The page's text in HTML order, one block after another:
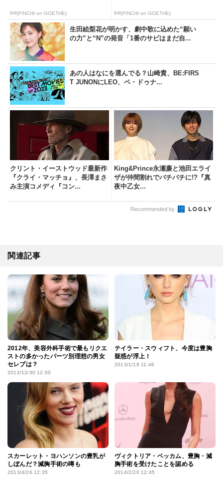
PR(FINCHI on GOETHE) PR(FINCHI on GOETHE)
生田絵梨花が明かす、劇中歌に込めた“願い
の力”と“N”の発音「1番のサビはまだ自...
あの人はなにを選んでる？山崎貴、BE:FIRS
T JUNONにLEO、ペ・ドゥナ...
クリント・イーストウッド最新作
『クライ・マッチョ』、長澤まさ
み主演コメディ『コン...
King&Prince永瀬廉と池田エライ
ザが仲間割れでバチバチに!?『真
夜中乙女...
Recommended by
関連記事
2012年、美容外科手術で最もリクエ
ストの多かったパーツ別理想の男女
セレブは？
2012/12/30 12:00
テイラー・スウィフト、今度は豊胸
疑惑が浮上！
2013/1/19 11:46
スカーレット・ヨハンソンの豊乳が
しぼんだ？減胸手術の噂も
2013/4/26 12:35
ヴィクトリア・ベッカム、豊胸・減
胸手術を受けたことを認める
2014/2/20 12:45